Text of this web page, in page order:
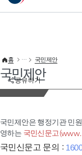
이 누리집은 대한민국 공식 전
공유하기
홈 국민제안
국민제안
국민제안은 행정기관 민
영하는 국민신문고
국민신문고 문의 :